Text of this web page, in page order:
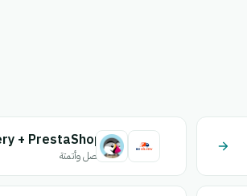
+ PrestaShop
اتصل وأتمتة